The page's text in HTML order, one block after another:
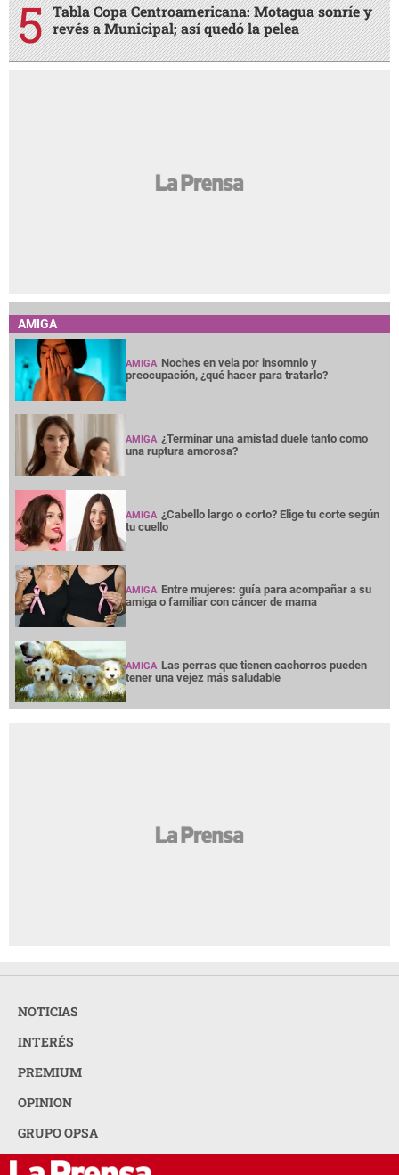
Tabla Copa Centroamericana: Motagua sonríe y
revés a Municipal; así quedó la pelea
AMIGA
AMIGA Noches en vela por insomnio y
preocupación, ¿qué hacer para tratarlo?
AMIGA ¿Terminar una amistad duele tanto como
una ruptura amorosa?
AMIGA ¿Cabello largo o corto? Elige tu corte según
tu cuello
AMIGA Entre mujeres: guía para acompañar a su
amiga o familiar con cáncer de mama
AMIGA Las perras que tienen cachorros pueden
tener una vejez más saludable
NOTICIAS
INTERÉS
PREMIUM
OPINION
GRUPO OPSA